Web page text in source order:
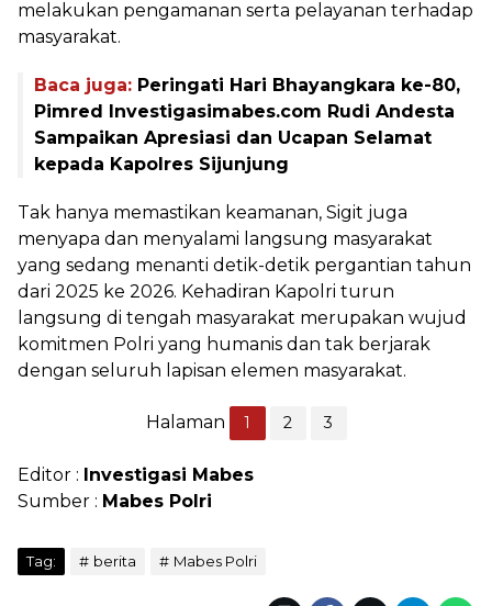
melakukan pengamanan serta pelayanan terhadap
masyarakat.
Baca juga: Peringati Hari Bhayangkara ke-80,
Pimred Investigasimabes.com Rudi Andesta
Sampaikan Apresiasi dan Ucapan Selamat
kepada Kapolres Sijunjung
Tak hanya memastikan keamanan, Sigit juga
menyapa dan menyalami langsung masyarakat
yang sedang menanti detik-detik pergantian tahun
dari 2025 ke 2026. Kehadiran Kapolri turun
langsung di tengah masyarakat merupakan wujud
komitmen Polri yang humanis dan tak berjarak
dengan seluruh lapisan elemen masyarakat.
Halaman 1 2 3
Editor : Investigasi Mabes
Sumber : Mabes Polri
Tag: berita Mabes Polri